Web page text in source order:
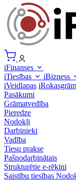
iFinanses
iTiesības
iBizness
iVeidlapas
Pasākumi
Grāmatvedība
Pieredze
Nodokļi
Darbinieki
Vadība
Tiesu prakse
Pašnodarbinātais
Strukturētie e-rēķini
Saistību tiesības